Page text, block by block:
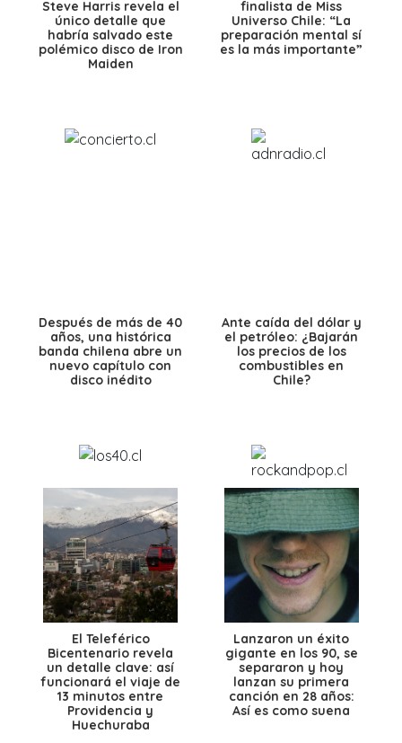
Steve Harris revela el
único detalle que
habría salvado este
polémico disco de Iron
Maiden
finalista de Miss
Universo Chile: “La
preparación mental sí
es la más importante”
Después de más de 40
años, una histórica
banda chilena abre un
nuevo capítulo con
disco inédito
Ante caída del dólar y
el petróleo: ¿Bajarán
los precios de los
combustibles en
Chile?
El Teleférico
Bicentenario revela
un detalle clave: así
funcionará el viaje de
13 minutos entre
Providencia y
Huechuraba
Lanzaron un éxito
gigante en los 90, se
separaron y hoy
lanzan su primera
canción en 28 años:
Así es como suena